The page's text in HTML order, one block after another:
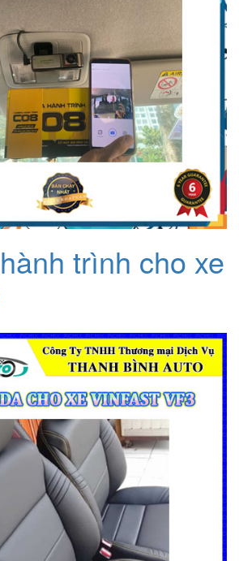
trình cho xe